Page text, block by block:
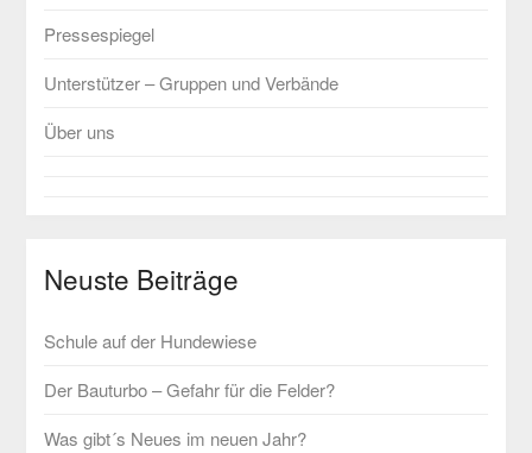
Pressespiegel
Unterstützer – Gruppen und Verbände
Über uns
Neuste Beiträge
Schule auf der Hundewiese
Der Bauturbo – Gefahr für die Felder?
Was gibt´s Neues im neuen Jahr?